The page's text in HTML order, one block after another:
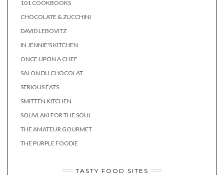
101 COOKBOOKS
CHOCOLATE & ZUCCHINI
DAVID LEBOVITZ
IN JENNIE'S KITCHEN
ONCE UPON A CHEF
SALON DU CHOCOLAT
SERIOUS EATS
SMITTEN KITCHEN
SOUVLAKI FOR THE SOUL
THE AMATEUR GOURMET
THE PURPLE FOODIE
TASTY FOOD SITES